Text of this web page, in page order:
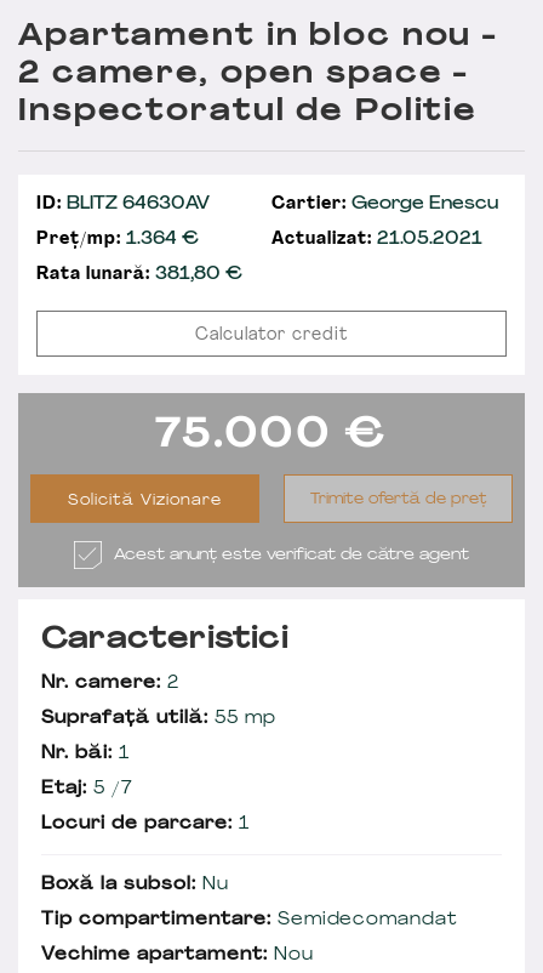
Apartament in bloc nou -
2 camere, open space -
Inspectoratul de Politie
ID: BLITZ 64630AV Cartier: George Enescu
Preț/mp: 1.364 € Actualizat: 21.05.2021
Rata lunară: 381,80 €
Calculator credit
75.000 €
Solicită Vizionare Trimite ofertă de preț
Acest anunț este verificat de către agent
Caracteristici
Nr. camere: 2
Suprafață utilă: 55 mp
Nr. băi: 1
Etaj: 5 /7
Locuri de parcare: 1
Boxă la subsol: Nu
Tip compartimentare: Semidecomandat
Vechime apartament: Nou